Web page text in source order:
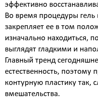
эффективно
Во время процедуры
закрепляет ее в том
изначально находиться,
выглядят гладкими и
Главный тренд
естественность, поэтому
контурную пластику так,
вмешательства.